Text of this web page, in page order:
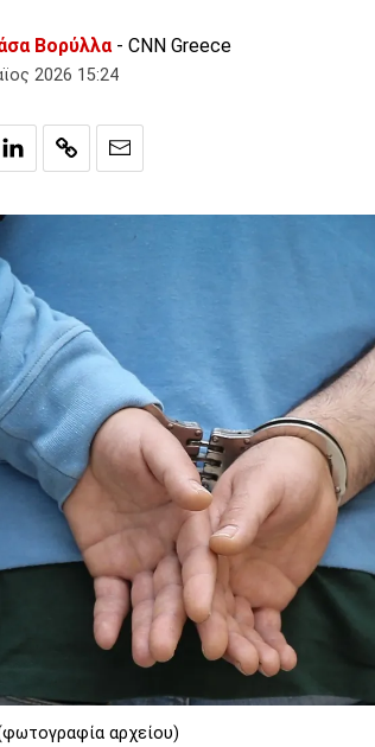
Βορύλλα- CNN Greece
2026 15:24
αρχείου)